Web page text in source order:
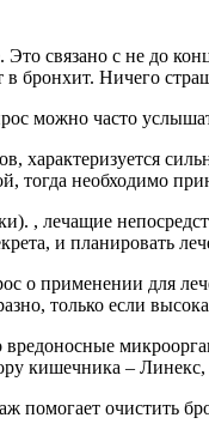
Это связано с не до
бронхит. Ничего
можно часто
характеризуется
тогда необходимо
, лечащие
и планировать
о применении для
только если
кишечника –
очистить